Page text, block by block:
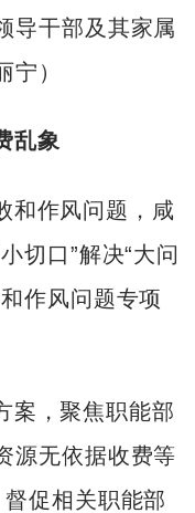
导干部及其家属
宁）
乱象
和作风问题，咸
切口”解决“大问
作风问题专项
案，聚焦职能部
源无依据收费等
促相关职能部